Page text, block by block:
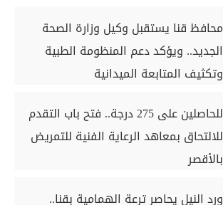
محافظ قنا يستقبل وكيل وزارة الصحة
الجديد.. ويؤكد دعم المنظومة الطبية
وتكثيف المتابعة الميدانية
للحاصلين على 275 درجة.. فتح باب التقدم
للالتحاق بمعاهد الرعاية الفنية للتمريض
بالأقصر
ورد النيل يحاصر ترعة الهمامية بقنا..